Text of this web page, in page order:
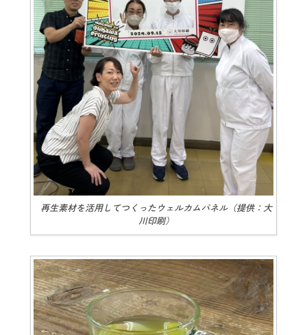
再生素材を活用してつくったウェルカムパネル（提供：大
川印刷）